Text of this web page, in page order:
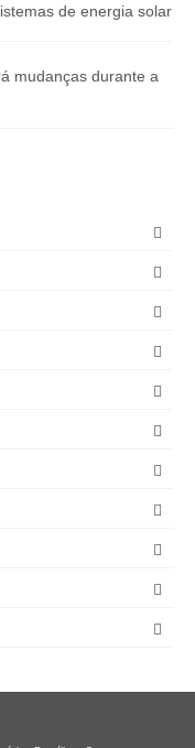
de energia solar
mudanças durante a